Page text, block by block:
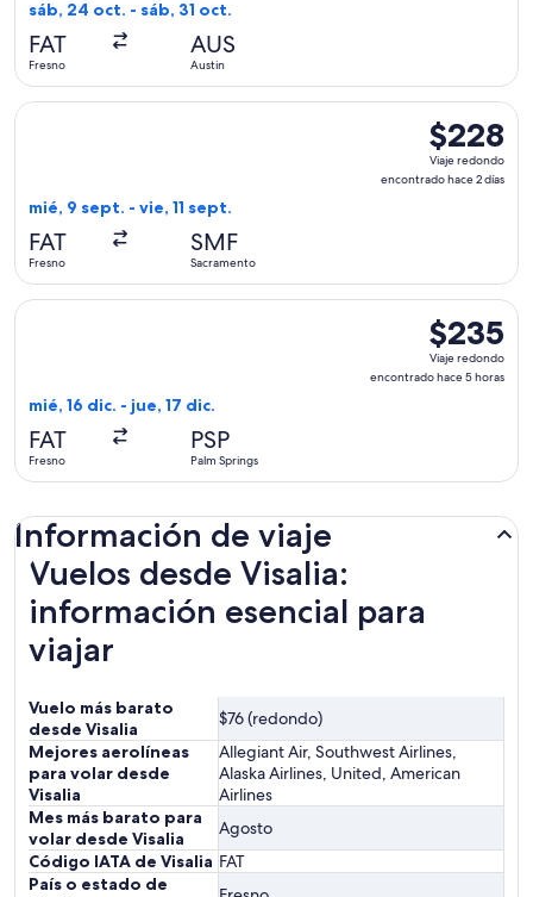
sáb, 24 oct. - sáb, 31 oct.
FAT
Fresno
AUS
Austin
$228
Viaje
redondo,
$228
Viaje redondo
encontrado hace 2 días
mié, 9 sept. - vie, 11 sept.
FAT
Fresno
SMF
Sacramento
Seleccionar vuelo de Southwest Airlines, con salida el mié,
$235
Viaje
redondo,
$235
Viaje redondo
encontrado hace 5 horas
mié, 16 dic. - jue, 17 dic.
FAT
Fresno
PSP
Palm Springs
Seleccionar vuelo de Southwest Airlines, con salida el mié,
Información de viaje
Vuelos desde Visalia:
información esencial para
viajar
Vuelo más barato
desde Visalia
$76 (redondo)
Mejores aerolíneas
para volar desde
Visalia
Allegiant Air, Southwest Airlines,
Alaska Airlines, United, American
Airlines
Mes más barato para
volar desde Visalia
Agosto
Código IATA de Visalia FAT
País o estado de